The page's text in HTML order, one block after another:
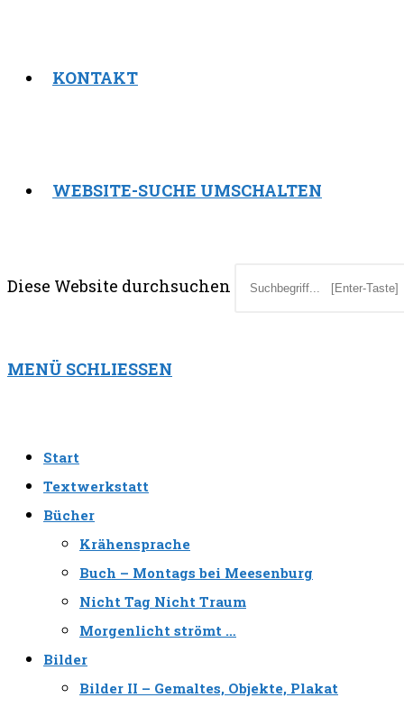
KONTAKT
WEBSITE-SUCHE UMSCHALTEN
Diese Website durchsuchen
MENÜ SCHLIESSEN
Start
Textwerkstatt
Bücher
Krähensprache
Buch – Montags bei Meesenburg
Nicht Tag Nicht Traum
Morgenlicht strömt …
Bilder
Bilder II – Gemaltes, Objekte, Plakat